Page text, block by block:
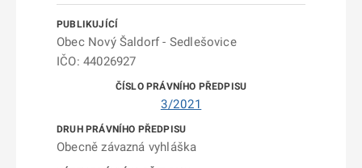
Obec Nový Šaldorf - Sedlešovice
IČO: 44026927
3/2021
Obecně závazná vyhláška